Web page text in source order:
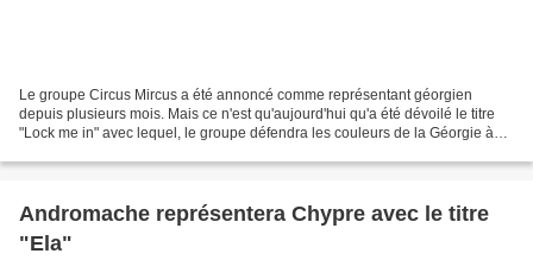
Le groupe Circus Mircus a été annoncé comme représentant géorgien
depuis plusieurs mois. Mais ce n'est qu'aujourd'hui qu'a été dévoilé le titre
"Lock me in" avec lequel, le groupe défendra les couleurs de la Géorgie à
Andromache représentera Chypre avec le titre
"Ela"